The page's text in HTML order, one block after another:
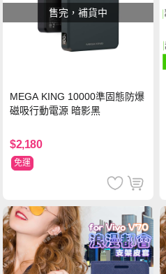
售完，補貨中
MEGA KING 10000準固態防爆
磁吸行動電源 暗影黑
$2,180
免運